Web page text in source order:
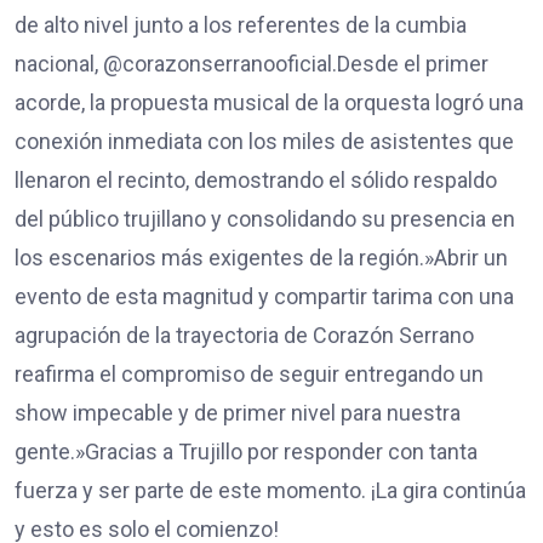
de alto nivel junto a los referentes de la cumbia
nacional, @corazonserranooficial.​Desde el primer
acorde, la propuesta musical de la orquesta logró una
conexión inmediata con los miles de asistentes que
llenaron el recinto, demostrando el sólido respaldo
del público trujillano y consolidando su presencia en
los escenarios más exigentes de la región.​»Abrir un
evento de esta magnitud y compartir tarima con una
agrupación de la trayectoria de Corazón Serrano
reafirma el compromiso de seguir entregando un
show impecable y de primer nivel para nuestra
gente.»​Gracias a Trujillo por responder con tanta
fuerza y ser parte de este momento. ¡La gira continúa
y esto es solo el comienzo!